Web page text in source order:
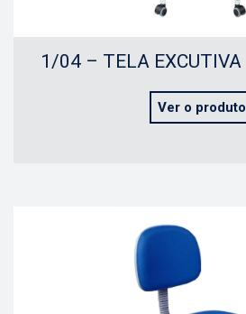
1/04 – TELA EXCUTIVA
Ver o produto